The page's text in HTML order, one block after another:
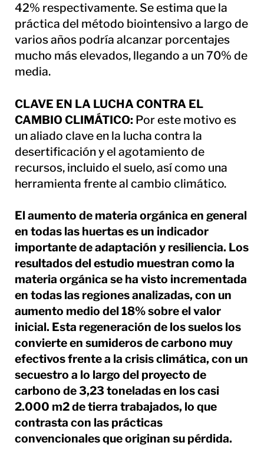
42% respectivamente. Se estima que la
práctica del método biointensivo a largo de
varios años podría alcanzar porcentajes
mucho más elevados, llegando a un 70% de
media.
CLAVE EN LA LUCHA CONTRA EL
CAMBIO CLIMÁTICO: Por este motivo es
un aliado clave en la lucha contra la
desertificación y el agotamiento de
recursos, incluido el suelo, así como una
herramienta frente al cambio climático.
El aumento de materia orgánica en general
en todas las huertas es un indicador
importante de adaptación y resiliencia. Los
resultados del estudio muestran como la
materia orgánica se ha visto incrementada
en todas las regiones analizadas, con un
aumento medio del 18% sobre el valor
inicial. Esta regeneración de los suelos los
convierte en sumideros de carbono muy
efectivos frente a la crisis climática, con un
secuestro a lo largo del proyecto de
carbono de 3,23 toneladas en los casi
2.000 m2 de tierra trabajados, lo que
contrasta con las prácticas
convencionales que originan su pérdida.